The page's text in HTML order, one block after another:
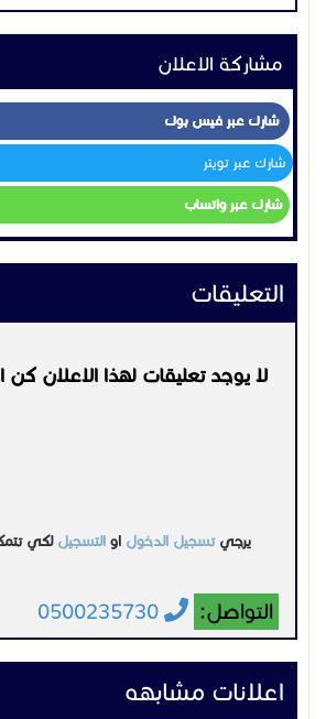
https://wahjalhfl.com/
مشاركة الاعلان
شارك عبر فيس بوك
شارك عبر تويتر
شارك عبر واتساب
التعليقات
لا يوجد تعليقات لهذا الاعلان كن
يرجيتسجيل الدخول او التسجيل لكي
التواصل: 0500235730
اعلانات مشابهه